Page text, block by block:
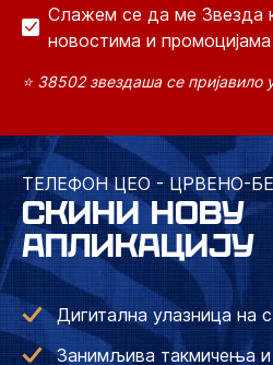
Слажем се да ме Звезда
новостима и промоцијама
⭐ 38502 звездаша се пријавило
ТЕЛЕФОН ЦЕО - ЦРВЕНО-
СКИНИ НОВУ
АПЛИКАЦИЈУ
Дигитална улазница на
Занимљива такмичења и